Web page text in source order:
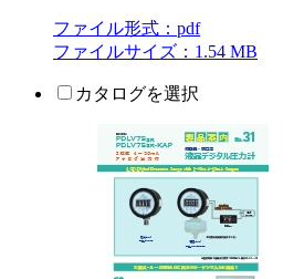
ファイル形式：pdf
ファイルサイズ：1.54 MB
カタログを選択